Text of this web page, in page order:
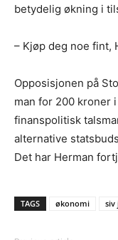
betydelig økning i
– Kjøp deg noe fint,
Opposisjonen på
man for 200 kroner
finanspolitisk
alternative
Det har Herman
TAGS økonomi siv